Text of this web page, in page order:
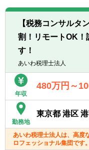
【税務コンサルタ
割！リモートOK！
す！
あいわ税理士法人
年収
480万円～
勤務地
東京都 港区
あいわ税理士法人は、高度
ロフェッショナル集団です。